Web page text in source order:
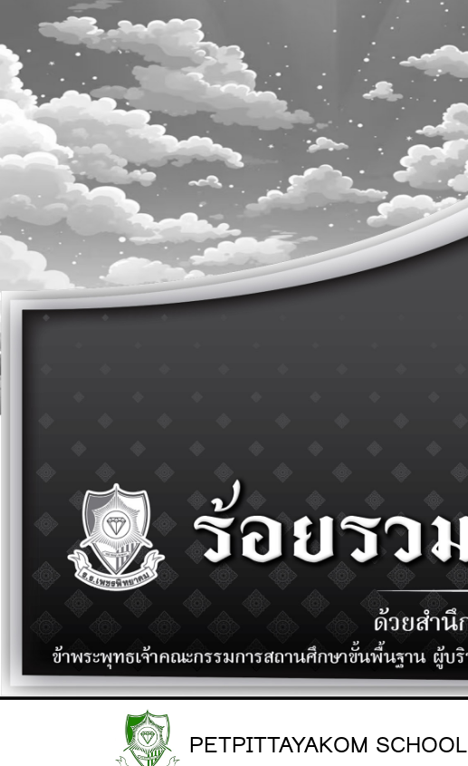
PETPITTAYAKOM SCHOOL